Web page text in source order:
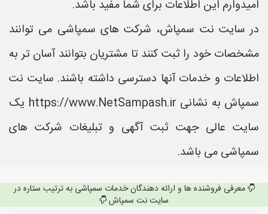
امیدوارم این اطلاعات برای شما مفید باشد.
در سایت نت سمپاش، شرکت های سمپاشی می توانند
مشخصات خود را ثبت کنند تا مشتریان بتوانند آسان تر به
اطلاعات و خدمات آنها دسترسی داشته باشند. سایت نت
سمپاش به نشانی https://www.NetSampash.ir یک
سایت عالی جهت ثبت آگهی و تبلیغات شرکت های
سمپاشی می باشد.
معرفی فروشنده ها و ارائه دهندگان خدمات سمپاشی به ترتیب ستاره در
سایت نت سمپاش